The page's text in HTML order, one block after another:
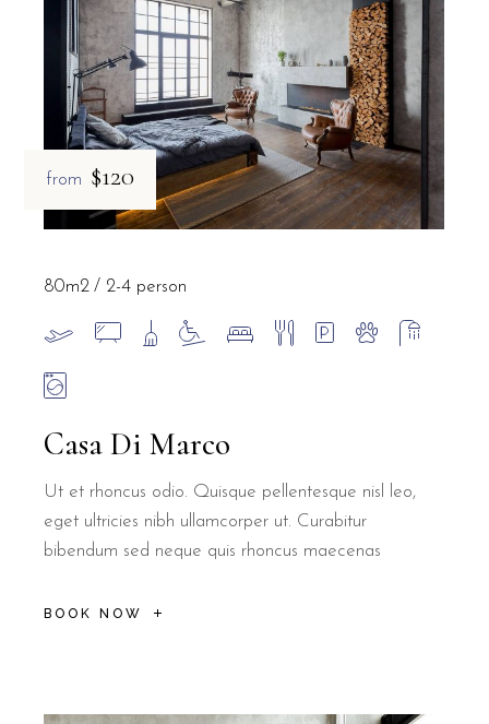
from $120
Casa Di Marco
Ut et rhoncus odio. Quisque pellentesque nisl leo,
eget ultricies nibh ullamcorper ut. Curabitur
bibendum sed neque quis rhoncus maecenas
BOOK NOW
80m2 2-4 person